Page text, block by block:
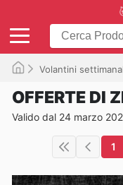
Volantini
OFFERTE DI
Valido dal 24 marzo
1